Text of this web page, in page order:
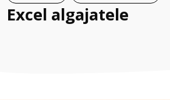
Excel algajatele